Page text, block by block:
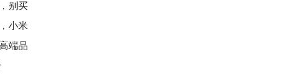
别买
小米
端品